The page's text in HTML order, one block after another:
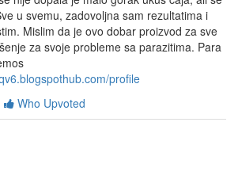
u svemu, zadovoljna sam rezultatima i
Mislim da je ovo dobar proizvod za sve
za svoje probleme sa parazitima. Para
profile
Who Upvoted